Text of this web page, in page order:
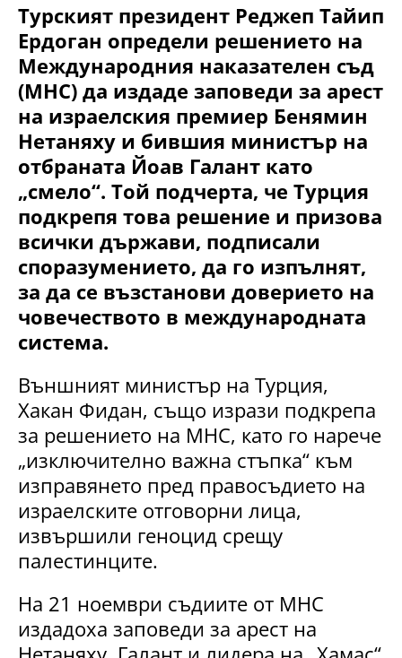
Турският президент Реджеп Тайип
Ердоган определи решението на
Международния наказателен съд
(МНС) да издаде заповеди за арест
на израелския премиер Бенямин
Нетаняху и бившия министър на
отбраната Йоав Галант като
„смело“. Той подчерта, че Турция
подкрепя това решение и призова
всички държави, подписали
споразумението, да го изпълнят,
за да се възстанови доверието на
човечеството в международната
система.
Външният министър на Турция,
Хакан Фидан, също изрази подкрепа
за решението на МНС, като го нарече
„изключително важна стъпка“ към
изправянето пред правосъдието на
израелските отговорни лица,
извършили геноцид срещу
палестинците.
На 21 ноември съдиите от МНС
издадоха заповеди за арест на